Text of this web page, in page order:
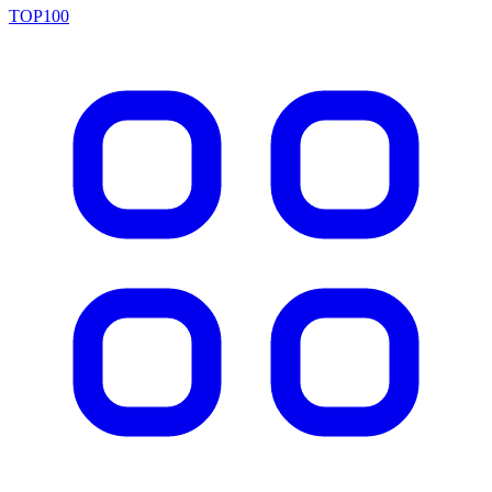
TOP100